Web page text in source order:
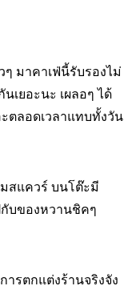
ๆ มาคาเฟ่นี้รับรองไม่
เยอะนะ เผลอๆ ได้
ะตลอดเวลาแทบทั้งวัน
สแควร์ บนโต๊ะมี
กับของหวานชิคๆ
ารตกแต่งร้านจริงจัง